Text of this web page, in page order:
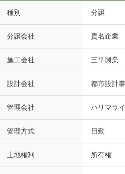
種別 分譲
分譲会社 貴名企業
施工会社 三平興業
設計会社 都市設計
管理会社 ハリマラ
管理方式 日勤
土地権利 所有権